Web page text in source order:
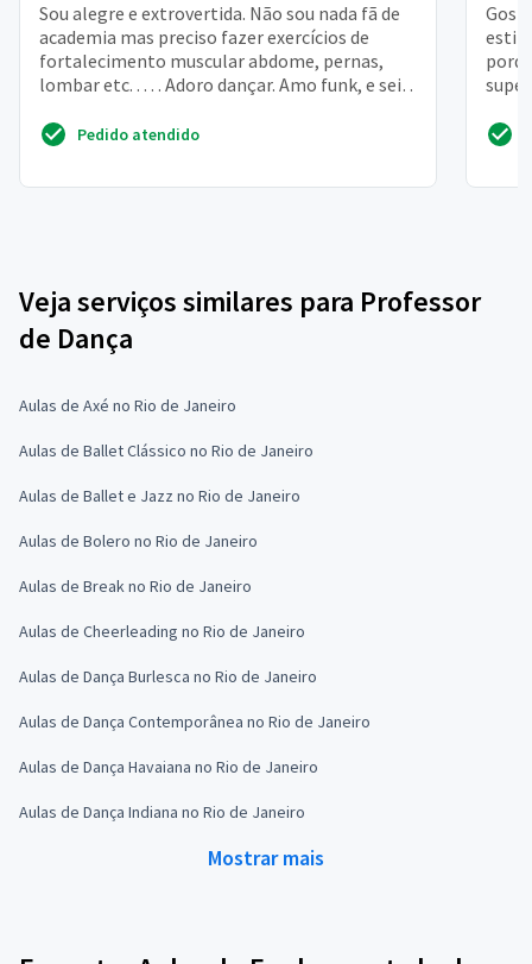
Sou alegre e extrovertida. Não sou nada fã de
academia mas preciso fazer exercícios de
fortalecimento muscular abdome, pernas,
lombar etc. . . . . Adoro dançar. Amo funk, e sei
Pedido atendido
Veja serviços similares para Professor
de Dança
Aulas de Axé no Rio de Janeiro
Aulas de Ballet Clássico no Rio de Janeiro
Aulas de Ballet e Jazz no Rio de Janeiro
Aulas de Bolero no Rio de Janeiro
Aulas de Break no Rio de Janeiro
Aulas de Cheerleading no Rio de Janeiro
Aulas de Dança Burlesca no Rio de Janeiro
Aulas de Dança Contemporânea no Rio de Janeiro
Aulas de Dança Havaiana no Rio de Janeiro
Aulas de Dança Indiana no Rio de Janeiro
Mostrar mais